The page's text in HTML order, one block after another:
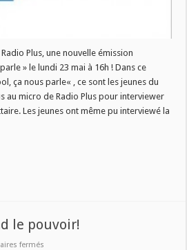
Plus, une nouvelle émission
» le lundi 23 mai à 16h ! Dans ce
ça nous parle« , ce sont les jeunes du
au micro de Radio Plus pour interviewer
Les jeunes ont même pu interviewé la
le pouvoir!
fermés